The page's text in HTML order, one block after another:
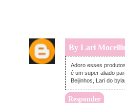
By Lari
Adoro esses
é um super aliado
Beijinhos, Lari do
Responder